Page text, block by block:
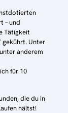
– und
Tätigkeit
gekührt. Unter
anderem
für 10
die du in
hältst!